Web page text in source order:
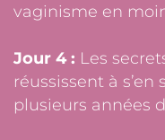
vaginisme en
Jour 4 : Les
réussissent à
plusieurs années